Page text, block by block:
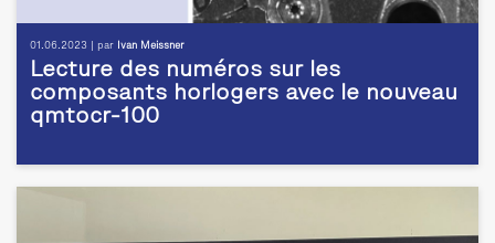
01.06.2023 | par Ivan Meissner
Lecture des numéros sur les
composants horlogers avec le nouveau
qmtocr-100